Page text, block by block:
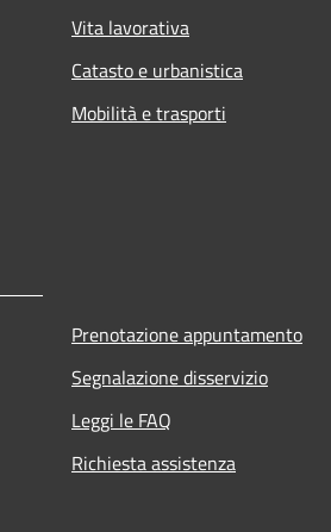
Vita lavorativa
Catasto e urbanistica
Mobilità e trasporti
Prenotazione appuntamento
Segnalazione disservizio
Leggi le FAQ
Richiesta assistenza